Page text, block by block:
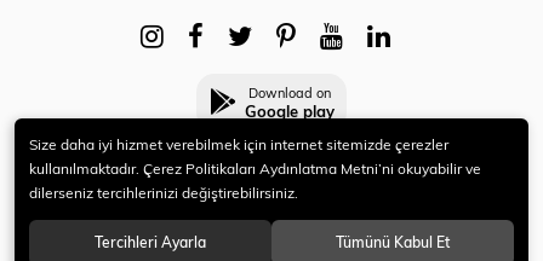
Download on
Google play
© 2021 HERYENİ. Tüm hakları saklıdır.
Size daha iyi hizmet verebilmek için internet sitemizde çerezler
kullanılmaktadır. Çerez Politikaları Aydınlatma Metni’ni okuyabilir ve
dilerseniz tercihlerinizi değiştirebilirsiniz.
Tercihleri Ayarla Tümünü Kabul Et